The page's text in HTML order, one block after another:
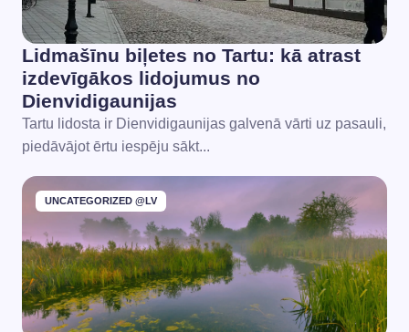
Lidmašīnu biļetes no Tartu: kā atrast
izdevīgākos lidojumus no
Dienvidigaunijas
Tartu lidosta ir Dienvidigaunijas galvenā vārti uz pasauli,
piedāvājot ērtu iespēju sākt...
UNCATEGORIZED @LV